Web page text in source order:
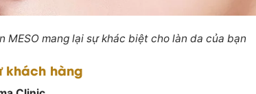
MESO mang lại sự khác biệt cho làn da của bạn
khách hàng